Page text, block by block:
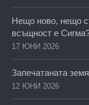
Нещо ново, нещо
всъщност е
17 ЮНИ 2026
Запечатаната
12 ЮНИ 2026